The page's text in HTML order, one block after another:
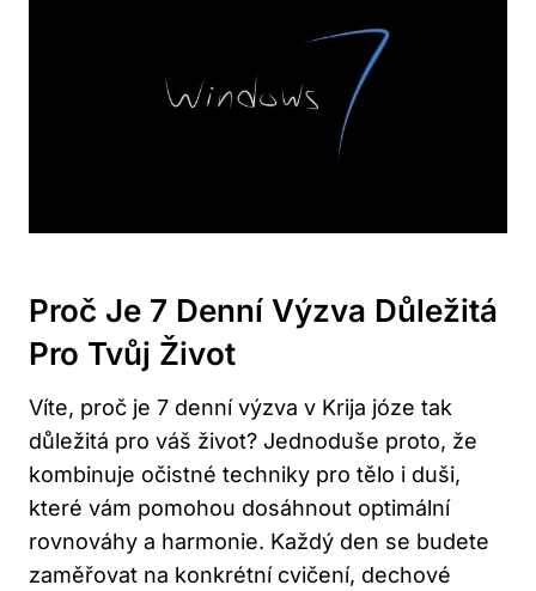
Proč Je 7 Denní Výzva ‌důležitá
Pro Tvůj Život
Víte,⁤ proč je 7 denní výzva v Krija józe tak
důležitá pro​ váš život? Jednoduše proto, ⁢že⁣
kombinuje očistné techniky pro tělo⁣ i⁣ duši,⁤
které vám ⁤pomohou‌ dosáhnout optimální
⁢rovnováhy ‌a​ harmonie. Každý⁤ den ‌se budete
zaměřovat na konkrétní cvičení, dechové